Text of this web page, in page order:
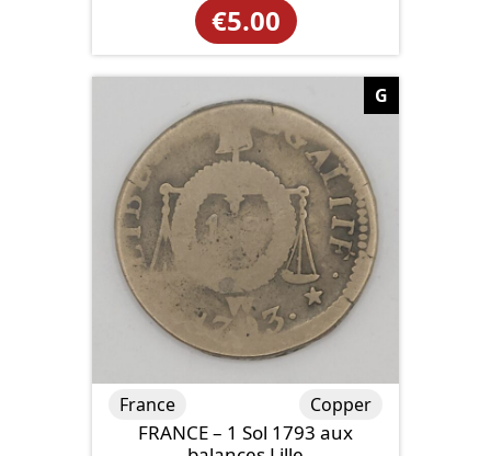
€5.00
G
FRANCE – 1 Sol 1793 aux
France Copper